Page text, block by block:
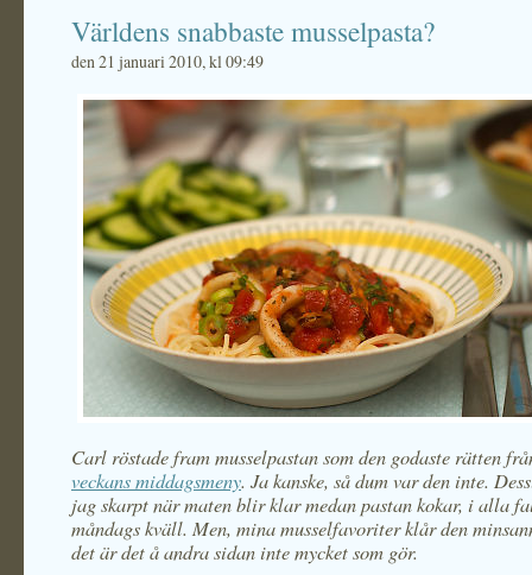
Världens snabbaste musselpasta?
den 21 januari 2010, kl 09:49
Carl röstade fram musselpastan som den godaste rätten
veckans middagsmeny. Ja kanske, så dum var den inte.
jag skarpt när maten blir klar medan pastan kokar, i alla
måndags kväll. Men, mina musselfavoriter klår den
det är det å andra sidan inte mycket som gör.